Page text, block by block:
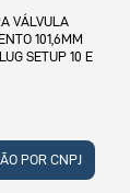
VÁLVULA
101,6MM
SETUP 10 E
POR CNPJ